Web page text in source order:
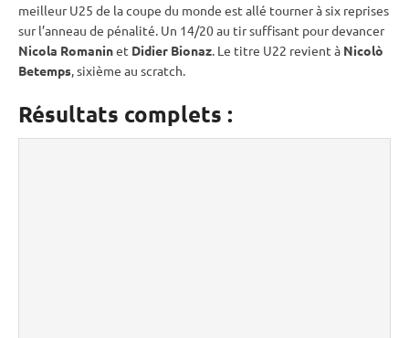
meilleur U25 de lacoupe du monde est allé tourner à six reprises
sur l’anneau de pénalité. Un 14/20 au tir suffisant pour devancer
Nicola Romaninet Didier Bionaz. Le titre U22 revient à Nicolò
Betemps, sixième au scratch.
Résultats complets :